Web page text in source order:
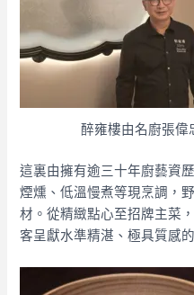
醉雍樓由名廚張偉
這裏由擁有逾三十年廚藝資
煙燻、低溫慢煮等現烹調，
材。從精緻點心至招牌主菜
客呈獻水準精湛、極具質感